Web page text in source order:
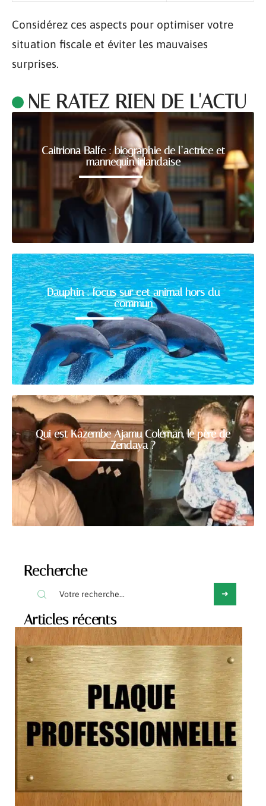
Considérez ces aspects pour optimiser votre
situation fiscale et éviter les mauvaises
surprises.
NE RATEZ RIEN DE L'ACTU
Caitriona Balfe : biographie de l’actrice et
mannequin irlandaise
Dauphin : focus sur cet animal hors du
commun
Qui est Kazembe Ajamu Coleman, le père de
Zendaya ?
Recherche
Articles récents